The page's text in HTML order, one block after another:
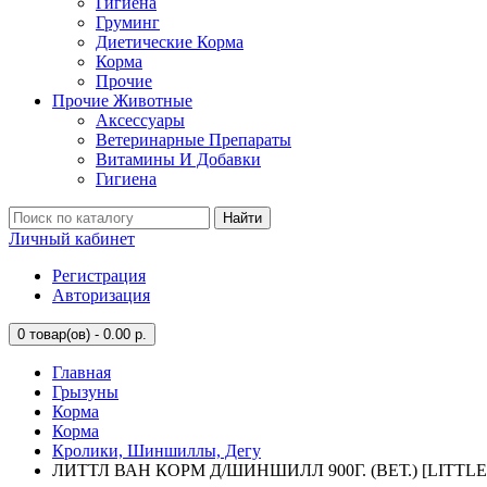
Груминг
Диетические Корма
Корма
Прочие
Прочие Животные
Аксессуары
Ветеринарные Препараты
Витамины И Добавки
Гигиена
Найти
Личный кабинет
Регистрация
Авторизация
0 товар(ов) - 0.00 р.
Главная
Грызуны
Корма
Корма
Кролики, Шиншиллы, Дегу
ЛИТТЛ ВАН КОРМ Д/ШИНШИЛЛ 900Г. (ВЕТ.) [LITTLE